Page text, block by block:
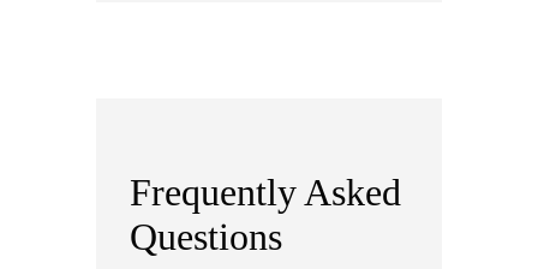
Frequently Asked
Questions